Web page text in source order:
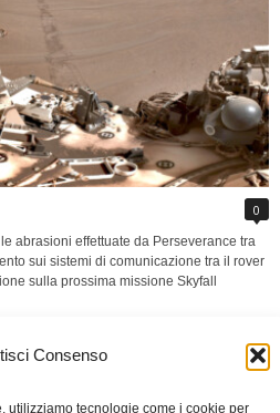
Consenso
utilizziamo tecnologie come i cookie per
0
abrasioni effettuate da Perseverance tra
sui sistemi di comunicazione tra il rover
sulla prossima missione Skyfall